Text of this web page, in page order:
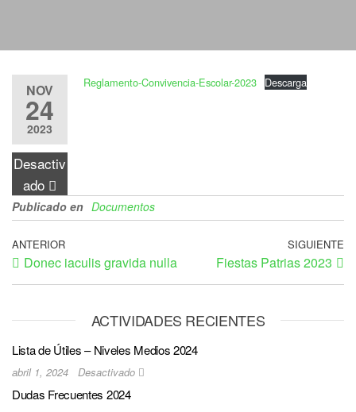
NOV
24
2023
Desactiv
ado
Reglamento-Convivencia-Escolar-2023 Descarga
Publicado en Documentos
ANTERIOR
Donec iaculis gravida nulla
SIGUIENTE
Fiestas Patrias 2023
ACTIVIDADES RECIENTES
Lista de Útiles – Niveles Medios 2024
abril 1, 2024 Desactivado
Dudas Frecuentes 2024